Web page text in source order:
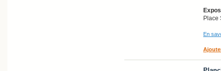
Place
En